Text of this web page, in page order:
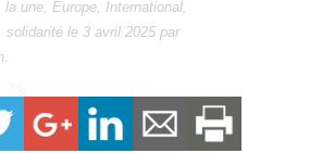
la une, Europe, International,
solidarité le 3 avril 2025 par
.